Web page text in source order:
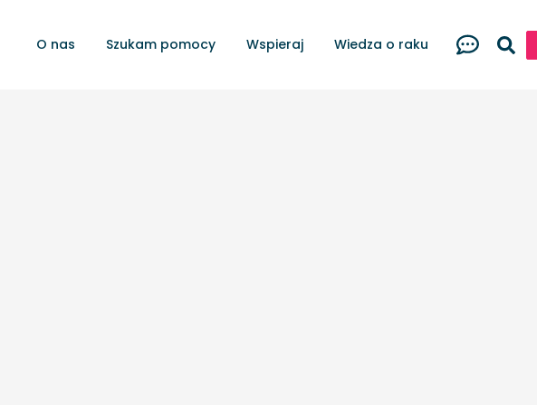
O nas Szukam pomocy Wspieraj Wiedza o raku